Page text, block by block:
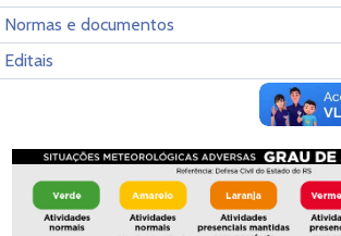
Normas e documentos
Editais